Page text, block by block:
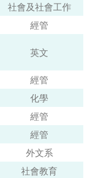
社會及社會工作
經管
英文
經管
化學
經管
經管
外文系
社會教育